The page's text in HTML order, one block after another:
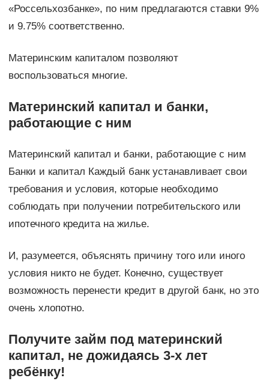
«Россельхозбанке», по ним предлагаются ставки 9%
и 9.75% соответственно.
Материнским капиталом позволяют
воспользоваться многие.
Материнский капитал и банки,
работающие с ним
Материнский капитал и банки, работающие с ним
Банки и капитал Каждый банк устанавливает свои
требования и условия, которые необходимо
соблюдать при получении потребительского или
ипотечного кредита на жилье.
И, разумеется, объяснять причину того или иного
условия никто не будет. Конечно, существует
возможность перенести кредит в другой банк, но это
очень хлопотно.
Получите займ под материнский
капитал, не дожидаясь 3-х лет
ребёнку!